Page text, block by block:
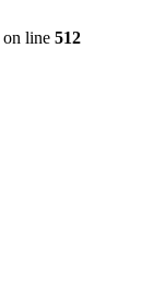
on line 512